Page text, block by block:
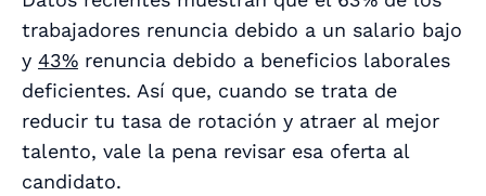
trabajadores renuncia debido a un salario bajo
y 43% renuncia debido a beneficios laborales
deficientes. Así que, cuando se trata de
reducir tu tasa de rotación y atraer al mejor
talento, vale la pena revisar esa oferta al
candidato.